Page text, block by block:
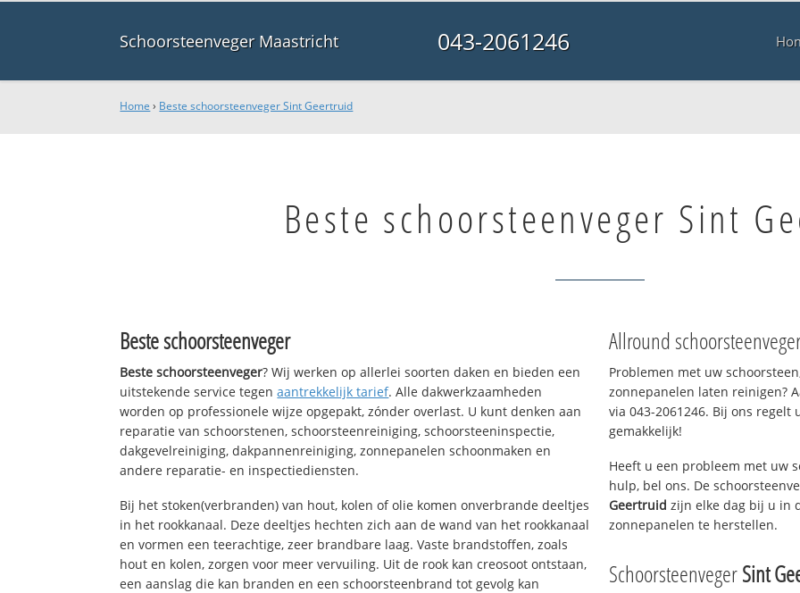
Schoorsteenveger Maastricht 043-2061246
Home › Beste schoorsteenveger Sint Geertruid
Beste schoorsteenveger Sint
Beste schoorsteenveger
Beste schoorsteenveger? Wij werken op allerlei soorten daken en bieden een
uitstekende service tegenaantrekkelijk tarief. Alle dakwerkzaamheden
worden op professionele wijze opgepakt, zónder overlast. U kunt denken aan
reparatie van schoorstenen, schoorsteenreiniging, schoorsteeninspectie,
dakgevelreiniging, dakpannenreiniging, zonnepanelen schoonmaken en
andere reparatie- en inspectiediensten.
Bij het stoken(verbranden) van hout, kolen of olie komen onverbrande deeltjes
in het rookkanaal. Deze deeltjes hechten zich aan de wand van het rookkanaal
en vormen een teerachtige, zeer brandbare laag. Vaste brandstoffen, zoals
hout en kolen, zorgen voor meer vervuiling. Uit de rook kan creosoot ontstaan,
een aanslag die kan branden en een schoorsteenbrand tot gevolg kan
Allround
Problemen met uw
zonnepanelen laten reinigen?
via 043-2061246. Bij ons
gemakkelijk!
Heeft u een probleem met uw
hulp, bel ons. De
Geertruid zijn elke dag bij u in
zonnepanelen te herstellen.
SchoorsteenvegerSint